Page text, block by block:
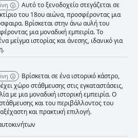
Αυτό το ξενοδοχείο στεγάζεται σε
του 18ου αιώνα, προσφέροντας μια
Βρίσκεται στην άνω αυλή του
μια μοναδική εμπειρία. Το
μείγμα ιστορίας και άνεσης, ιδανικό για
Βρίσκεται σε ένα ιστορικό κάστρο,
χώρο στάθμευσης στις εγκαταστάσεις,
με μια μοναδική ιστορική εμπειρία. Ο
και του περιβάλλοντος του
και πρακτική επιλογή.